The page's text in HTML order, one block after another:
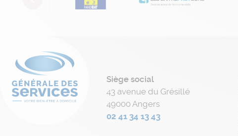
Siège social
43 avenue du Grésillé
49000 Angers
02 41 34 13 43